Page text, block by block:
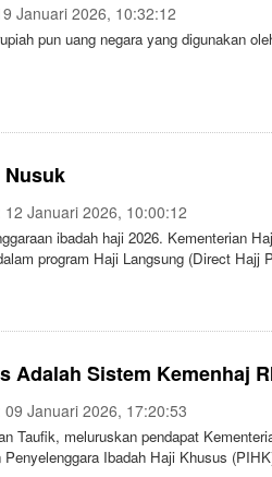
Januari 2026, 10:32:12
pun uang negara yang digunakan
Nusuk
12 Januari 2026, 10:00:12
ibadah haji 2026. Kementerian
program Haji Langsung (Direct Hajj
Adalah Sistem Kemenhaj
09 Januari 2026, 17:20:53
Taufik, meluruskan pendapat
Ibadah Haji Khusus